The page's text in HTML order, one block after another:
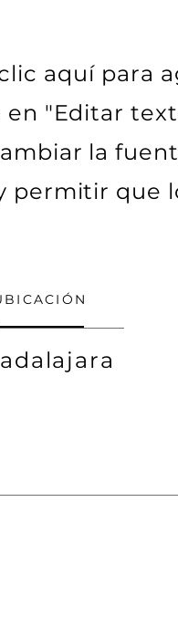
aquí para
en "Editar
la
permitir que